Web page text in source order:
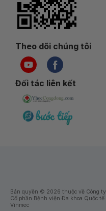
Theo dõi chúng tôi
Đối tác liên kết
Bản quyền © 2026 thuộc về Công ty
Cổ phần Bệnh viện Đa khoa Quốc tế
Vinmec